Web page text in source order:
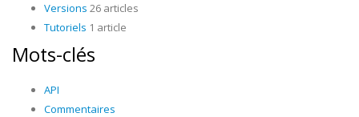
Versions 26 articles
Tutoriels 1 article
Mots-clés
API
Commentaires